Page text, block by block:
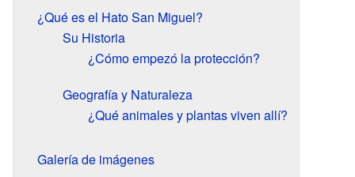
¿Qué es el Hato San Miguel?
Su Historia
¿Cómo empezó la protección?
Geografía y Naturaleza
¿Qué animales y plantas viven allí?
Galería de imágenes